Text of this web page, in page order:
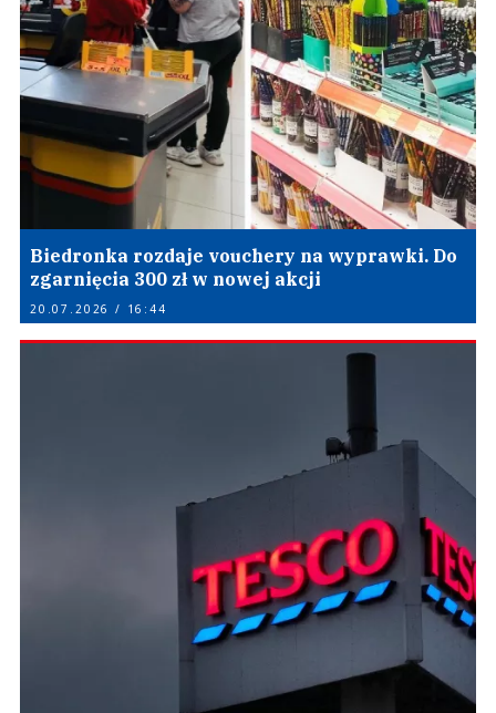
Biedronka rozdaje vouchery na wyprawki. Do
zgarnięcia 300 zł w nowej akcji
20.07.2026 / 16:44